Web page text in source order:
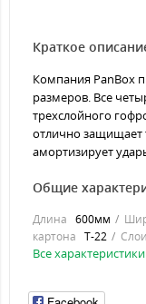
Краткое
Компания PanBox
размеров. Все
трехслойного
отлично
амортизирует
Общие
Длина 600мм
картона Т-22 Слои
Все характеристики